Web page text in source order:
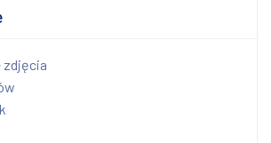
zdjęcia